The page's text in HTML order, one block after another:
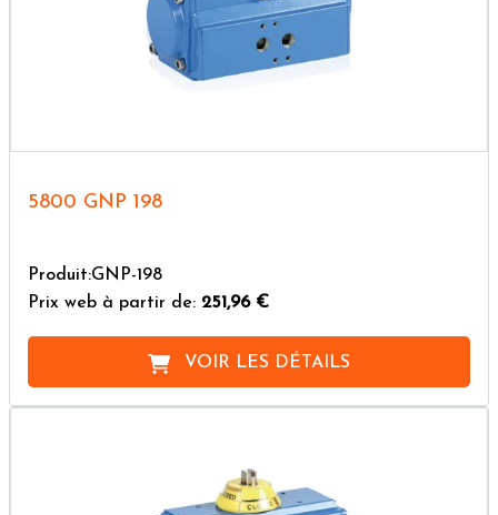
5800 GNP 198
Produit:GNP-198
Prix web à partir de: 251,96 €
VOIR LES DÉTAILS